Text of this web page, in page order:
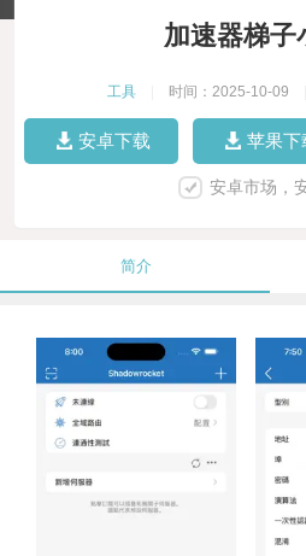
加速器梯子
工具 时间：2025-10-09
安卓下载 苹果下
安卓市场，
简介